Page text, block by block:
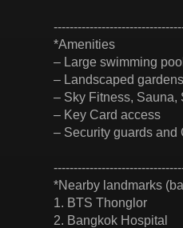
*Amenities
– Large swimming
– Landscaped
– Sky Fitness, Sauna,
– Key Card access
– Security guards and
*Nearby landmarks
1. BTS Thonglor
2. Bangkok Hospital